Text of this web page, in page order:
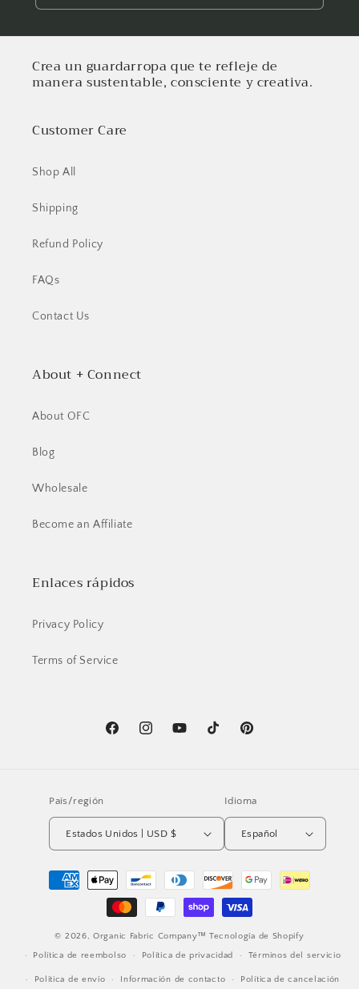
Crea un guardarropa que te refleje de
manera sustentable, consciente y creativa.
Customer Care
Shop All
Shipping
Refund Policy
FAQs
Contact Us
About + Connect
About OFC
Blog
Wholesale
Become an Affiliate
Enlaces rápidos
Privacy Policy
Terms of Service
FacebookInstagramYouTubeTikTok Pinterest
País/región
Estados Unidos | USD $
Idioma
Español
Formas
© 2026,Organic Fabric Company™ Tecnología de Shopify
Política de reembolso
Política de privacidad Términos del servicio
Política de envío Información de contacto Política de cancelación
Se requiere iniciar sesión
a su lista de deseos y ver los artículos guardados